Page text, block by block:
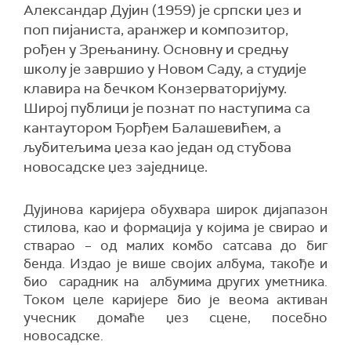
Александар Дујин (1959) је српски џез и
поп пијаниста, аранжер и композитор,
рођен у Зрењанину. Основну и средњу
школу је завршио у Новом Саду, а студије
клавира на бечком Конзерваторијуму.
Широј публици је познат по наступима са
кантаутором Ђорђем Балашевићем, а
љубитељима џеза као један од стубова
новосадске џез заједнице.
Дујинова каријера обухвара широк дијапазон
стилова, као и формација у којима је свирао и
стварао – од малих комбо сатсава до биг
бенда. Издао је више својих албума, такође и
био сарадник на албумима других уметника.
Током целе каријере био је веома активан
учесник домаће џез сцене, посебно
новосадске.